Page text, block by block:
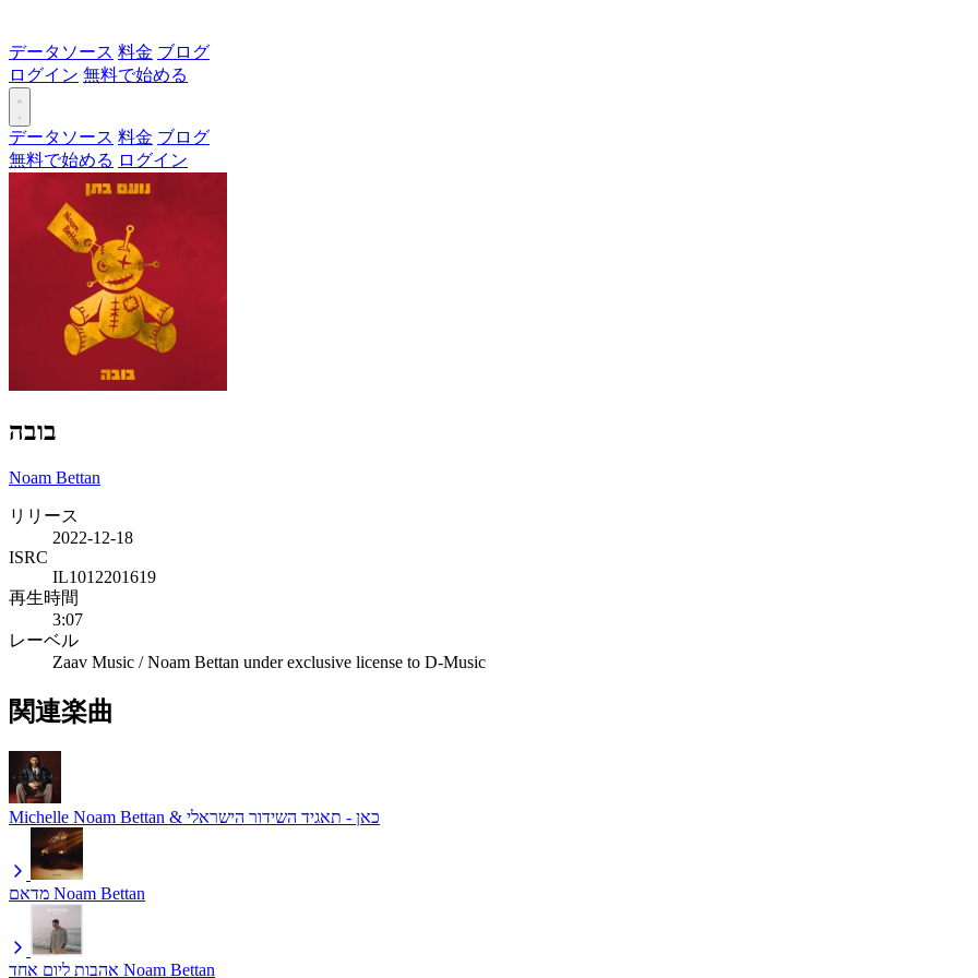
データソース 料金 ブログ
ログイン 無料で始める
データソース 料金 ブログ
無料で始める ログイン
בובה
Noam Bettan
リリース
2022-12-18
ISRC
IL1012201619
再生時間
3:07
レーベル
Zaav Music / Noam Bettan under exclusive license to D-Music
関連楽曲
Michelle Noam Bettan & כאן - תאגיד השידור הישראלי
מדאם Noam Bettan
אהבות ליום אחד Noam Bettan